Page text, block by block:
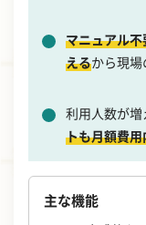
マニュアル
えるから現
利用人数が
トも月額費用
主な機能